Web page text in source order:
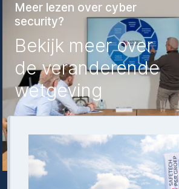
Meer lezen over cyber
security?
Bekijk meer over
de veranderende
wetgeving